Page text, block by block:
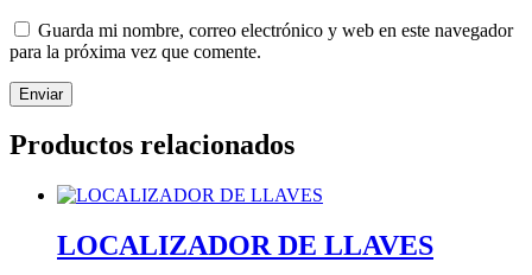
Guarda mi nombre, correo electrónico y web en este navegador
para la próxima vez que comente.
Productos relacionados
LOCALIZADOR DE LLAVES